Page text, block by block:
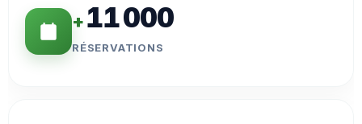
+11 000
RÉSERVATIONS